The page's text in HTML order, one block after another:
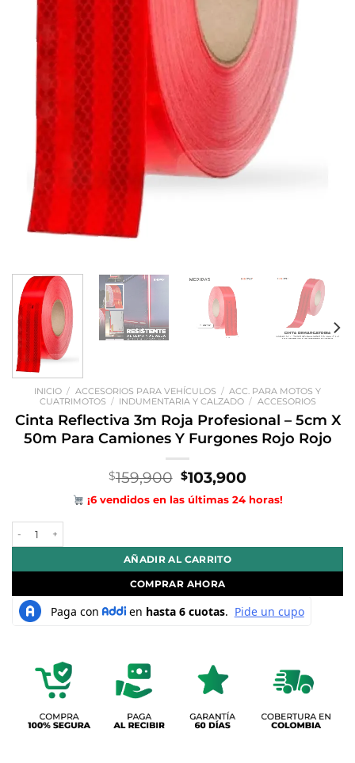
INICIO / ACCESORIOS PARA VEHÍCULOS / ACC. PARA MOTOS Y
CUATRIMOTOS / INDUMENTARIA Y CALZADO / ACCESORIOS
Cinta Reflectiva 3m Roja Profesional – 5cm X
50m Para Camiones Y Furgones Rojo Rojo
$159,900 El
precio
original
$103,900El
precio
actual
¡6 vendidos en las últimas 24 horas!
AÑADIR AL CARRITO
COMPRAR AHORA